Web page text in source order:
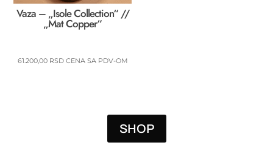
Vaza – „Isole Collection“ //
„Mat Copper“
61.200,00 RSD CENA SA PDV-OM
SHOP